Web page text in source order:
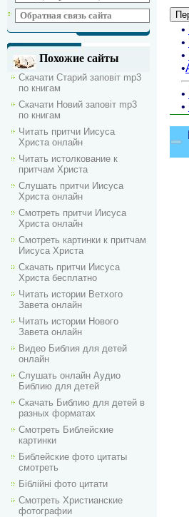
Обратная связь сайта
Похожие сайты
Скачати Старий заповіт mp3
по книгам
Скачати Новий заповіт mp3
по книгам
Читать притчи Иисуса
Христа онлайн
Читать истолкование к
притчам Христа
Слушать притчи Иисуса
Христа онлайн
Смотреть притчи Иисуса
Христа онлайн
Смотреть картинки к притчам
Иисуса Христа
Скачать притчи Иисуса
Христа бесплатно
Читать истории Ветхого
Завета онлайн
Читать истории Нового
Завета онлайн
Видео Библия для детей
онлайн
Слушать онлайн Аудио
Библию для детей
Скачать Библию для детей в
разных форматах
Смотреть Библейские
картинки
Библейские фото цитаты
смотреть
Біблійні фото цитати
Смотреть Христианские
фотографии